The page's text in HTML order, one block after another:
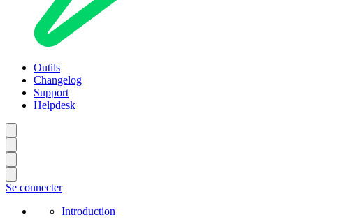
Outils
Changelog
Support
Helpdesk
Se connecter
Introduction